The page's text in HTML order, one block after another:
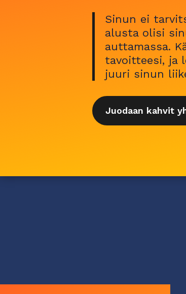
Sinun ei
alusta olisi
auttamassa.
tavoitteesi, ja
juuri sinun
Juodaan kahvit